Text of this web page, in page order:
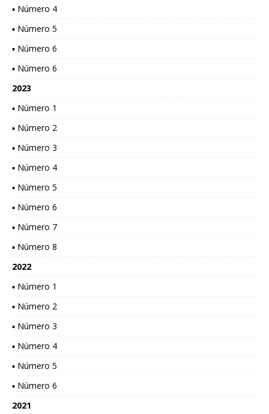
▪ Número 4
▪ Número 5
▪ Número 6
▪ Número 6
2023
▪ Número 1
▪ Número 2
▪ Número 3
▪ Número 4
▪ Número 5
▪ Número 6
▪ Número 7
▪ Número 8
2022
▪ Número 1
▪ Número 2
▪ Número 3
▪ Número 4
▪ Número 5
▪ Número 6
2021